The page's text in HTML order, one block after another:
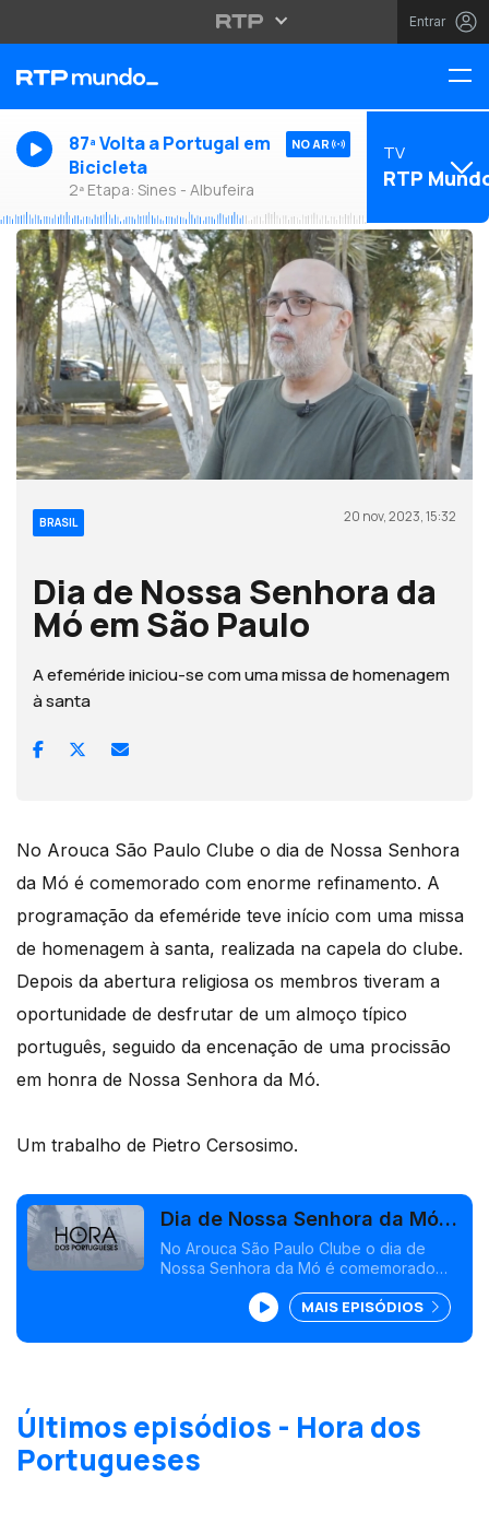
Entrar
87ª Volta a Portugal em
Bicicleta
2ª Etapa: Sines - Albufeira
NO AR TV
RTP
BRASIL 20 nov, 2023, 15:32
Dia de Nossa Senhora da
Mó em São Paulo
A efeméride iniciou-se com uma missa de homenagem
à santa
No Arouca São Paulo Clube o dia de Nossa Senhora
da Mó é comemorado com enorme refinamento. A
programação da efeméride teve início com uma missa
de homenagem à santa, realizada na capela do clube.
Depois da abertura religiosa os membros tiveram a
oportunidade de desfrutar de um almoço típico
português, seguido da encenação de uma procissão
em honra de Nossa Senhora da Mó.
Um trabalho de Pietro Cersosimo.
Dia de Nossa Senhora da Mó
em São Paulo
No Arouca São Paulo Clube o dia de
Nossa Senhora da Mó é comemorado
programação da efeméride teve início
com uma missa de homenagem à santa,
realizada na capela do clube.
MAIS EPISÓDIOS
Últimos episódios - Hora dos
Portugueses